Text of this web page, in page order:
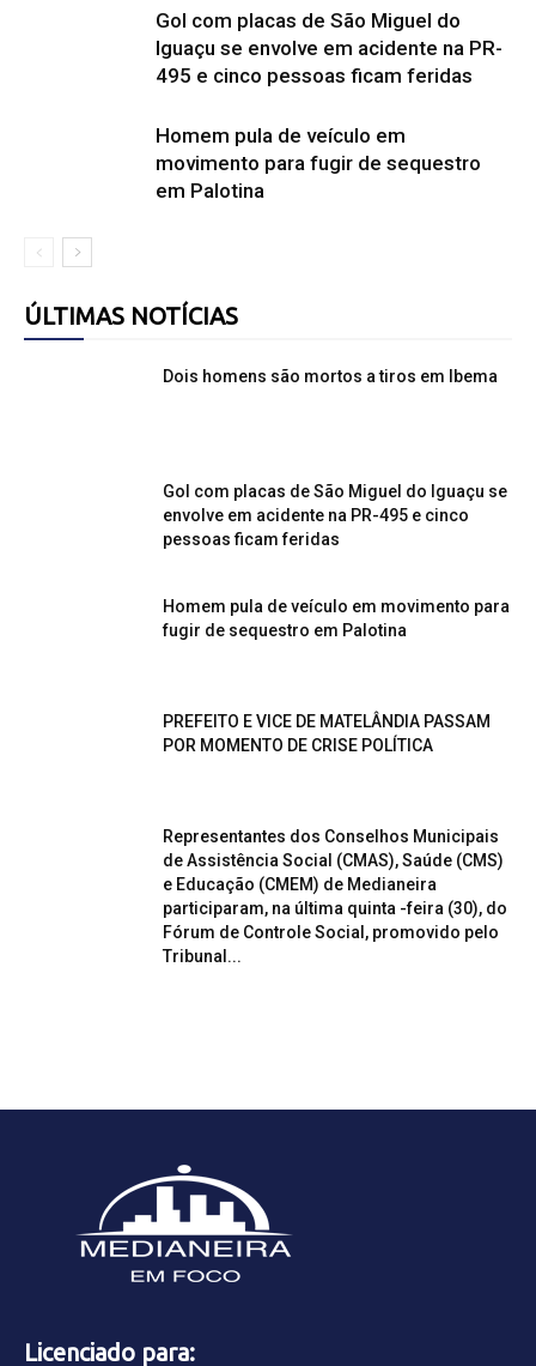
Gol com placas de São Miguel do
Iguaçu se envolve em acidente na PR-
495 e cinco pessoas ficam feridas
Homem pula de veículo em
movimento para fugir de sequestro
em Palotina
ÚLTIMAS NOTÍCIAS
Dois homens são mortos a tiros em Ibema
Gol com placas de São Miguel do Iguaçu se
envolve em acidente na PR-495 e cinco
pessoas ficam feridas
Homem pula de veículo em movimento para
fugir de sequestro em Palotina
PREFEITO E VICE DE MATELÂNDIA PASSAM
POR MOMENTO DE CRISE POLÍTICA
Representantes dos Conselhos Municipais
de Assistência Social (CMAS), Saúde (CMS)
e Educação (CMEM) de Medianeira
participaram, na última quinta -feira (30), do
Fórum de Controle Social, promovido pelo
Tribunal...
Licenciado para: